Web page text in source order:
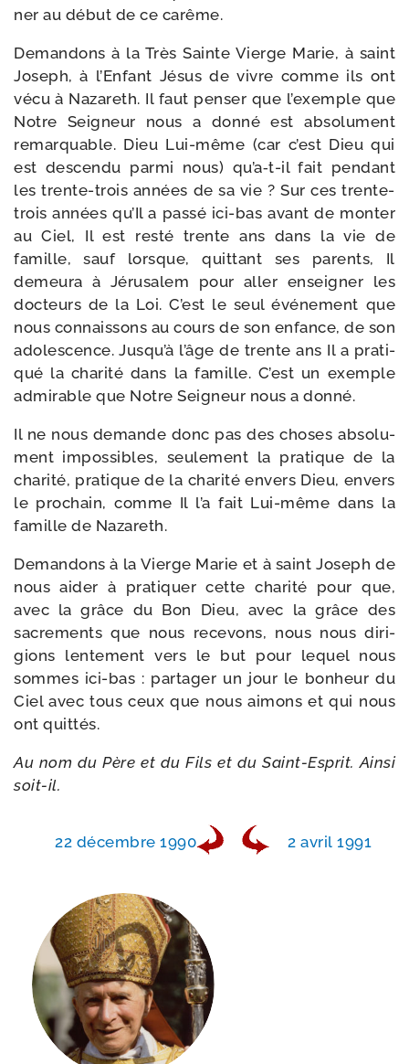
ner au début de ce carême.
Demandons à la Très Sainte Vierge Marie, à saint
Joseph, à l’Enfant Jésus de vivre comme ils ont
vécu à Nazareth. Il faut pen­ser que l’exemple que
Notre Seigneur nous a don­né est abso­lu­ment
remar­quable. Dieu Lui-​même (car c’est Dieu qui
est des­cen­du par­mi nous) qu’a‑t-il fait pen­dant
les trente-​trois années de sa vie ? Sur ces trente-​
trois années qu’Il a pas­sé ici-​bas avant de mon­ter
au Ciel, Il est res­té trente ans dans la vie de
famille, sauf lorsque, quit­tant ses parents, Il
demeu­ra à Jérusalem pour aller ensei­gner les
doc­teurs de la Loi. C’est le seul évé­ne­ment que
nous connais­sons au cours de son enfance, de son
ado­les­cence. Jusqu’à l’âge de trente ans Il a pra­ti­
qué la cha­ri­té dans la famille. C’est un exemple
admi­rable que Notre Seigneur nous a donné.
Il ne nous demande donc pas des choses abso­lu­
ment impos­sibles, seule­ment la pra­tique de la
cha­ri­té, pra­tique de la cha­ri­té envers Dieu, envers
le pro­chain, comme Il l’a fait Lui-​même dans la
famille de Nazareth.
Demandons à la Vierge Marie et à saint Joseph de
nous aider à pra­ti­quer cette cha­ri­té pour que,
avec la grâce du Bon Dieu, avec la grâce des
sacre­ments que nous rece­vons, nous nous diri­
gions len­te­ment vers le but pour lequel nous
sommes ici-​bas : par­ta­ger un jour le bon­heur du
Ciel avec tous ceux que nous aimons et qui nous
ont quittés.
Au nom du Père et du Fils et du Saint-​Esprit. Ainsi
soit-il.
22 décembre 1990 2 avril 1991